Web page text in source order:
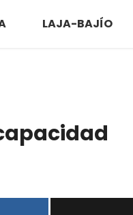
LAJA-BAJÍO